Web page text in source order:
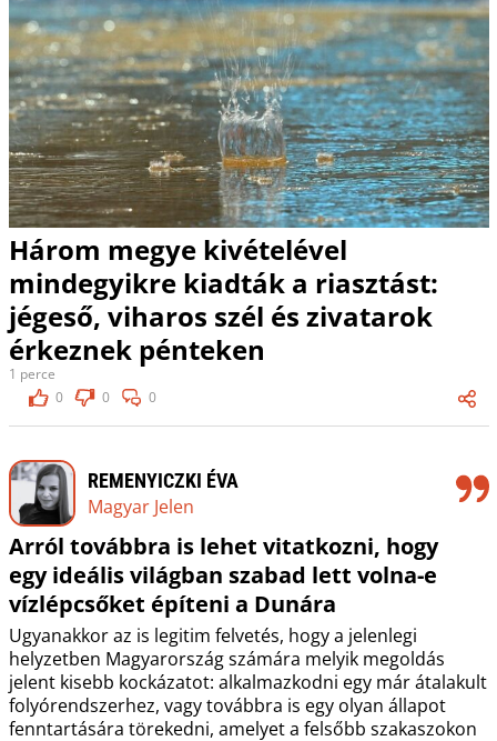
Három megye kivételével
mindegyikre kiadták a riasztást:
jégeső, viharos szél és zivatarok
érkeznek pénteken
1 perce
0
0 0
REMENYICZKI ÉVA
Magyar Jelen
Arról továbbra is lehet vitatkozni, hogy
egy ideális világban szabad lett volna-e
vízlépcsőket építeni a Dunára
Ugyanakkor az is legitim felvetés, hogy a jelenlegi
helyzetben Magyarország számára melyik megoldás
jelent kisebb kockázatot: alkalmazkodni egy már átalakult
folyórendszerhez, vagy továbbra is egy olyan állapot
fenntartására törekedni, amelyet a felsőbb szakaszokon